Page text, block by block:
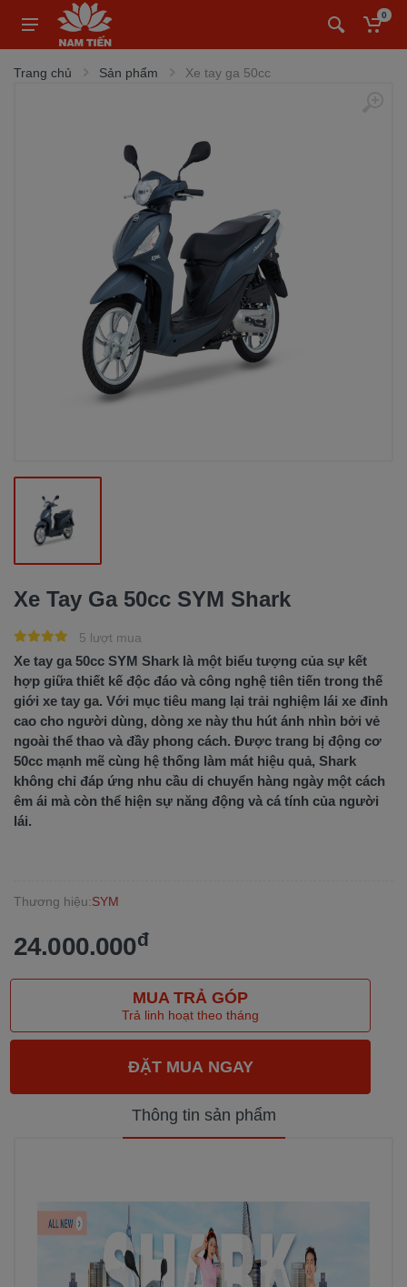
0
Trang chủ Sản phẩm Xe tay ga 50cc
Xe Tay Ga 50cc SYM Shark
5 lượt mua
Xe tay ga 50cc SYM Shark là một biểu tượng của sự kết
hợp giữa thiết kế độc đáo và công nghệ tiên tiến trong thế
giới xe tay ga. Với mục tiêu mang lại trải nghiệm lái xe đỉnh
cao cho người dùng, dòng xe này thu hút ánh nhìn bởi vẻ
ngoài thể thao và đầy phong cách. Được trang bị động cơ
50cc mạnh mẽ cùng hệ thống làm mát hiệu quả, Shark
không chỉ đáp ứng nhu cầu di chuyển hàng ngày một cách
êm ái mà còn thể hiện sự năng động và cá tính của người
lái.
Thương hiệu:SYM
24.000.000đ
MUA TRẢ GÓP
Trả linh hoạt theo tháng
Thông tin sản phẩm